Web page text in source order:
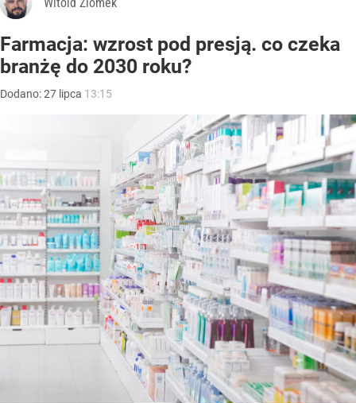
Farmacja: wzrost pod presją. co czeka
branżę do 2030 roku?
Dodano:27 lipca 13:15